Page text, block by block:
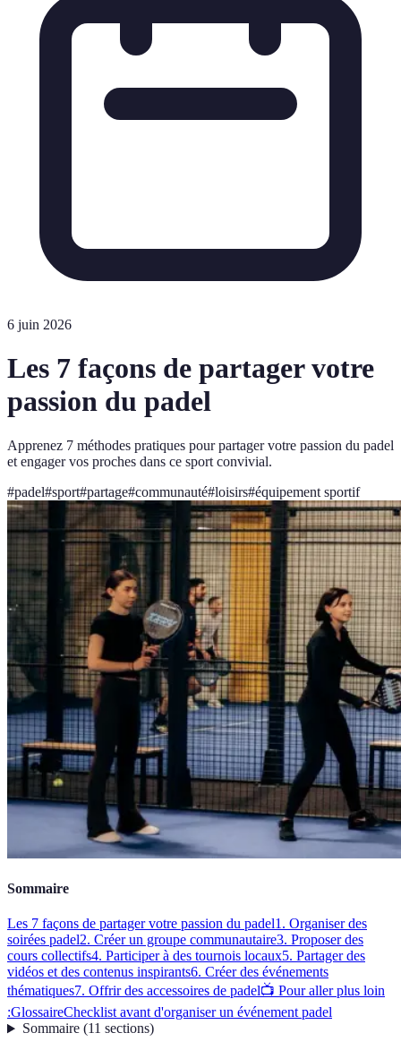
6 juin 2026
Les 7 façons de partager votre
passion du padel
Apprenez 7 méthodes pratiques pour partager votre passion du padel
et engager vos proches dans ce sport convivial.
#padel#sport#partage#communauté#loisirs#équipement sportif
Sommaire
Les 7 façons de partager votre passion du padel1. Organiser des
soirées padel2. Créer un groupe communautaire3. Proposer des
cours collectifs4. Participer à des tournois locaux5. Partager des
vidéos et des contenus inspirants6. Créer des événements
thématiques7. Offrir des accessoires de padel📺 Pour aller plus loin
:GlossaireChecklist avant d'organiser un événement padel
Sommaire(11 sections)